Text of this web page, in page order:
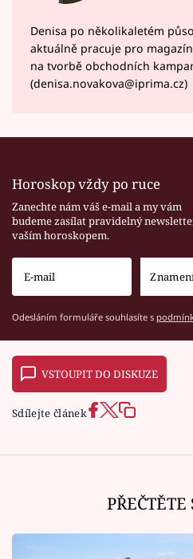
Denisa po několikaletém
aktuálně pracuje pro
na tvorbě obchodních
(denisa.novakova@iprima.cz)
Horoskop vždy po ruce
Zanechte nám váš e-mail a my vám
budeme zasílat pravidelný
vaším horoskopem.
Odesláním formuláře souhlasíte s
VSTOUPIT DO DISKUZE
Sdílejte článek
PŘEČTĚTE